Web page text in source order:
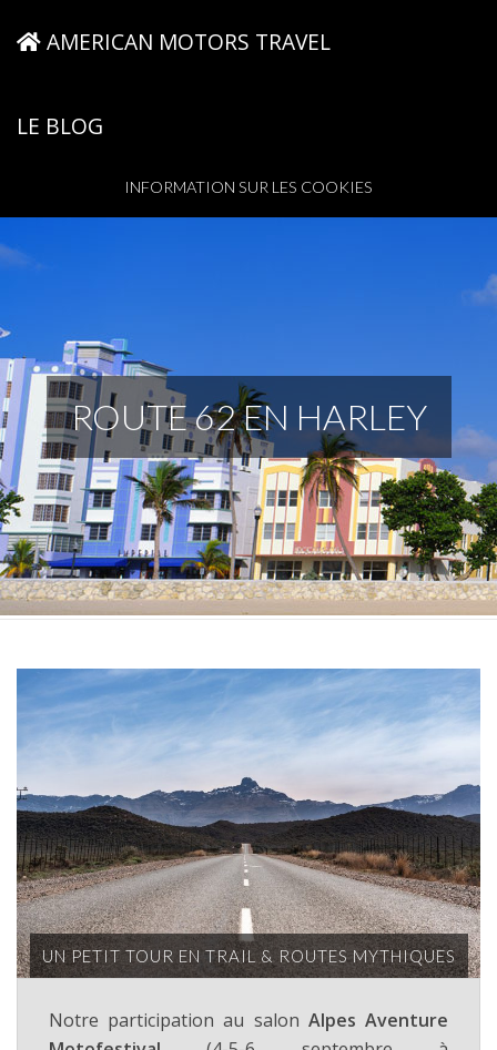
AMERICAN MOTORS TRAVEL
LE BLOG
INFORMATION SUR LES COOKIES
ROUTE 62 EN HARLEY
UN PETIT TOUR EN TRAIL & ROUTES MYTHIQUES
Notre participation au salon Alpes Aventure